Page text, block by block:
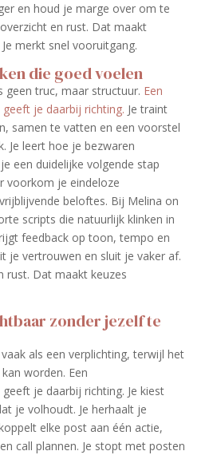
en houd je marge over om te
en rust. Dat maakt
merkt snel vooruitgang.
die goed voelen
geen truc, maar structuur. Een
je daarbij richting. Je traint
samen te vatten en een voorstel
Je leert hoe je bezwaren
een duidelijke volgende stap
voorkom je eindeloze
beloftes. Bij Melina on
scripts die natuurlijk klinken in
feedback op toon, tempo en
je vertrouwen en sluit je vaker af.
rust. Dat maakt keuzes
zonder jezelf te
als een verplichting, terwijl het
worden. Een
je daarbij richting. Je kiest
je volhoudt. Je herhaalt je
elke post aan één actie,
call plannen. Je stopt met posten